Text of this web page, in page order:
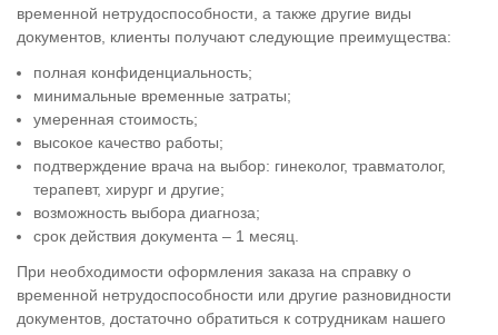
временной нетрудоспособности, а также другие виды
документов, клиенты получают следующие преимущества:
полная конфиденциальность;
минимальные временные затраты;
умеренная стоимость;
высокое качество работы;
подтверждение врача на выбор: гинеколог, травматолог,
терапевт, хирург и другие;
возможность выбора диагноза;
срок действия документа – 1 месяц.
При необходимости оформления заказа на справку о
временной нетрудоспособности или другие разновидности
документов, достаточно обратиться к сотрудникам нашего